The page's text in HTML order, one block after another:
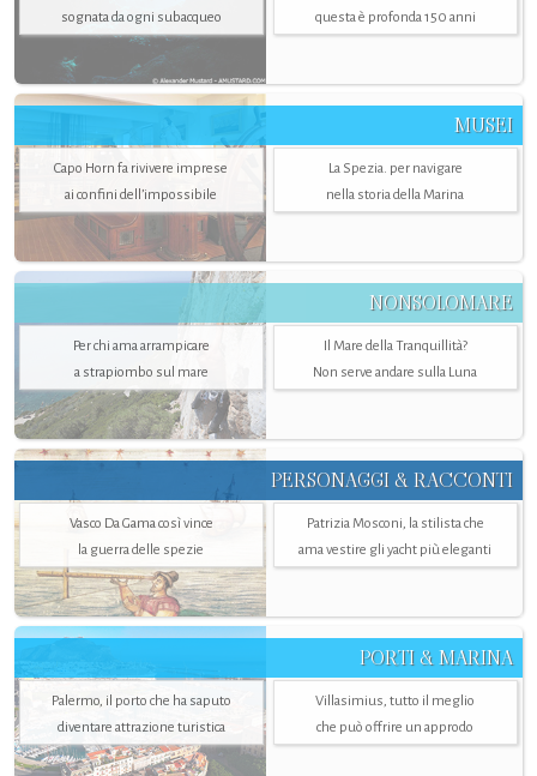
sognata da ogni subacqueo
questa è profonda 150 anni
MUSEI
Capo Horn fa rivivere imprese
ai confini dell’impossibile
La Spezia. per navigare
nella storia della Marina
NONSOLOMARE
Per chi ama arrampicare
a strapiombo sul mare
Il Mare della Tranquillità?
Non serve andare sulla Luna
PERSONAGGI & RACCONTI
Vasco Da Gama così vince
la guerra delle spezie
Patrizia Mosconi, la stilista che
ama vestire gli yacht più eleganti
PORTI & MARINA
Palermo, il porto che ha saputo
diventare attrazione turistica
Villasimius, tutto il meglio
che può offrire un approdo